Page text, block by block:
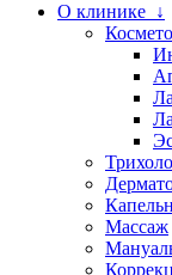
О клинике ↓
Массаж